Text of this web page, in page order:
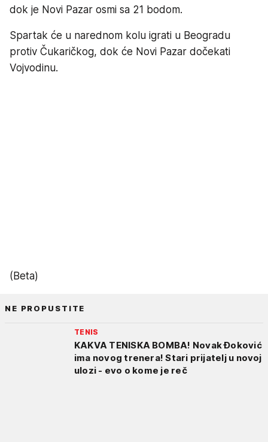
dok je Novi Pazar osmi sa 21 bodom.
Spartak će u narednom kolu igrati u Beogradu
protiv Čukaričkog, dok će Novi Pazar dočekati
Vojvodinu.
(Beta)
NE PROPUSTITE
TENIS
KAKVA TENISKA BOMBA! Novak Đoković
ima novog trenera! Stari prijatelj u novoj
ulozi - evo o kome je reč